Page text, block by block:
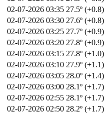
02-07-2026 03:35 27.5º (+0.8)
02-07-2026 03:30 27.6º (+0.8)
02-07-2026 03:25 27.7º (+0.9)
02-07-2026 03:20 27.8º (+0.9)
02-07-2026 03:15 27.8º (+1.0)
02-07-2026 03:10 27.9º (+1.1)
02-07-2026 03:05 28.0º (+1.4)
02-07-2026 03:00 28.1º (+1.7)
02-07-2026 02:55 28.1º (+1.7)
02-07-2026 02:50 28.2º (+1.7)